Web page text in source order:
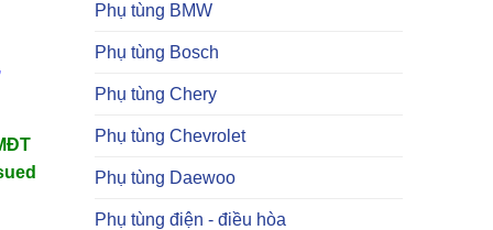
Phụ tùng BMW
Phụ tùng Bosch
Phụ tùng Chery
Phụ tùng Chevrolet
Phụ tùng Daewoo
Phụ tùng điện - điều hòa